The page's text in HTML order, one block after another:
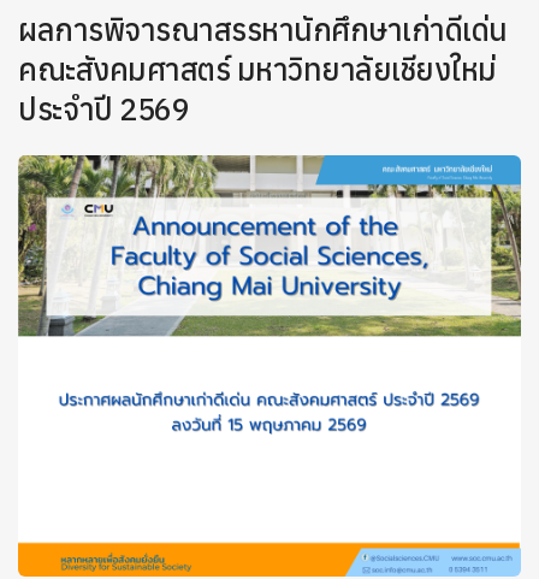
ผลการพิจารณาสรรหานักศึกษาเก่าดีเด่น
คณะสังคมศาสตร์ มหาวิทยาลัยเชียงใหม่
ประจำปี 2569